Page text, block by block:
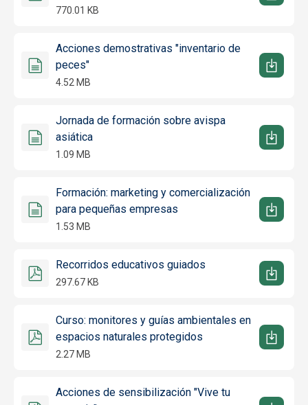
770.01 KB
Acciones demostrativas "inventario de
peces"
4.52 MB
Jornada de formación sobre avispa
asiática
1.09 MB
Formación: marketing y comercialización
para pequeñas empresas
1.53 MB
Recorridos educativos guiados
297.67 KB
Curso: monitores y guías ambientales en
espacios naturales protegidos
2.27 MB
Acciones de sensibilización "Vive tu